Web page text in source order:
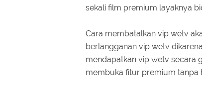
sekali film premium layaknya
Cara membatalkan vip wetv
berlangganan vip wetv
mendapatkan vip wetv secara
membuka fitur premium tanpa